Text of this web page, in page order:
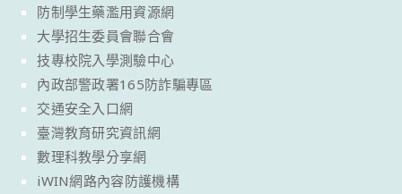
防制學生藥濫用資源網
大學招生委員會聯合會
技專校院入學測驗中心
內政部警政署165防詐騙專區
交通安全入口網
臺灣教育研究資訊網
數理科教學分享網
iWIN網路內容防護機構